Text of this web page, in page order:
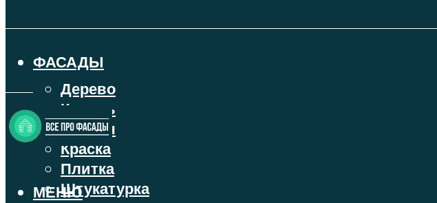
ФАСАДЫ
Дерево
Камень
Кирпич
Краска
Плитка
Штукатурка
МЕНЮ